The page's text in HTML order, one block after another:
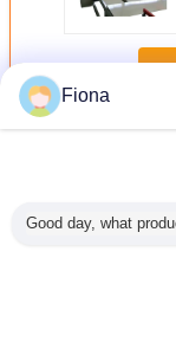
LebihMesin
Fiona
Good day, what